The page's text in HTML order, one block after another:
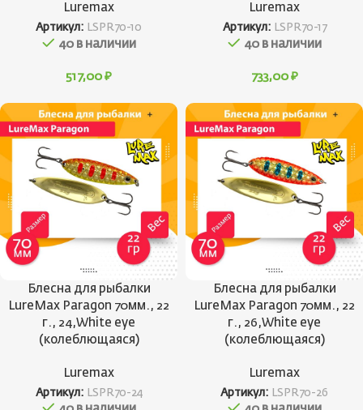
Luremax
Артикул: LSPR70-10
40 в наличии
517,00 ₽
Luremax
Артикул: LSPR70-17
40 в наличии
733,00 ₽
Блесна для рыбалки
LureMax Paragon 70мм., 22
г., 24,White eye
(колеблющаяся)
Luremax
Артикул: LSPR70-24
Блесна для рыбалки
LureMax Paragon 70мм., 22
г., 26,White eye
(колеблющаяся)
Luremax
Артикул: LSPR70-26